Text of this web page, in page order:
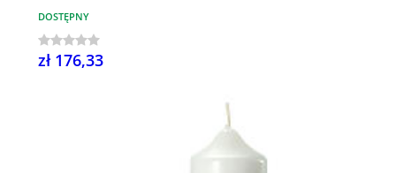
DOSTĘPNY
zł 176,33